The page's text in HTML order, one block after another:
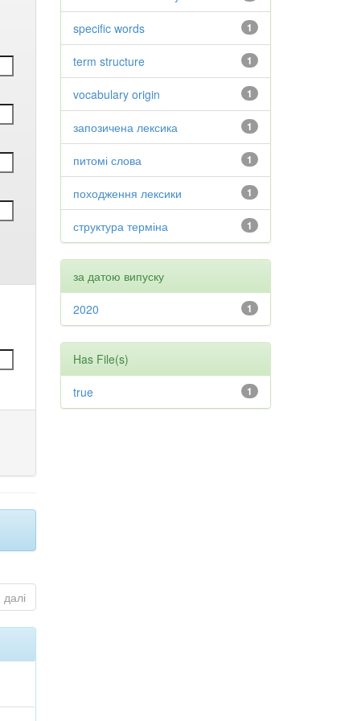
далі
1
specific words
1
term structure
1
vocabulary origin
1
запозичена лексика
1
питомі слова
1
походження лексики
1
структура терміна
за датою випуску
1
2020
Has File(s)
1
true